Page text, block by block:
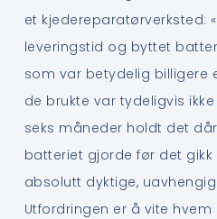
et kjedereparatørverksted:
leveringstid og byttet
som var betydelig billigere
de brukte var tydeligvis
seks måneder holdt det
batteriet gjorde før det gikk
absolutt dyktige,
Utfordringen er å vite